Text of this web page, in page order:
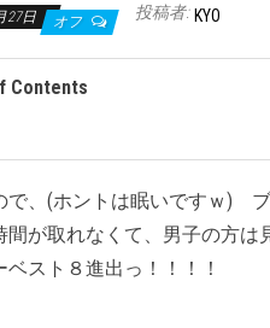
27日 オフ 投稿者: KYO
Contents
で、(ホントは眠いですｗ) ブ
間が取れなくて、男子の方は
ベスト８進出っ！！！！